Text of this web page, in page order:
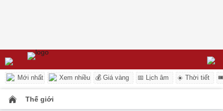
Mới nhất Xem nhiều 💰 Giá vàng 📅 Lịch âm ☀️ Thời tiết
Thế giới